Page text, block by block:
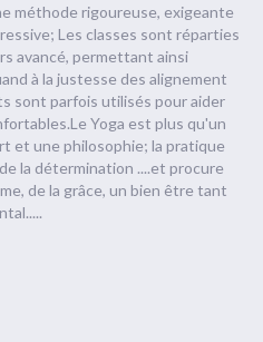
méthode rigoureuse, exigeante
Les classes sont réparties
avancé, permettant ainsi
à la justesse des alignement
sont parfois utilisés pour aider
Yoga est plus qu'un
et une philosophie; la pratique
la détermination ....et procure
de la grâce, un bien être tant